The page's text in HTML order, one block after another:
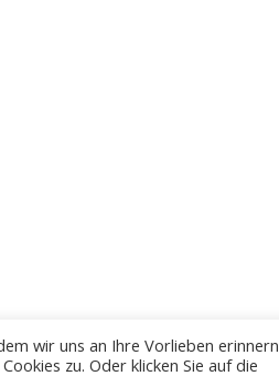
wir uns an Ihre Vorlieben erinnern
zu. Oder klicken Sie auf die